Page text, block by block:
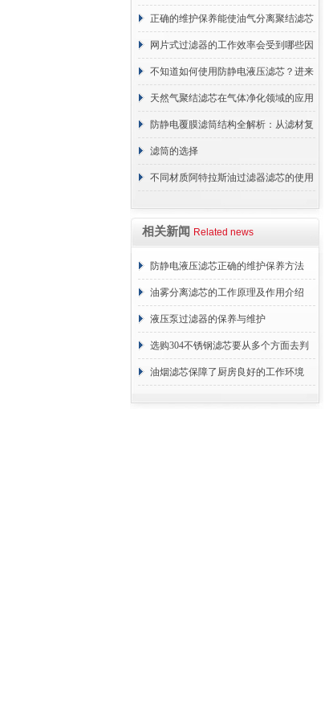
正确的维护保养能使油气分离聚结滤芯
长期稳定运行
网片式过滤器的工作效率会受到哪些因
素的影响？
不知道如何使用防静电液压滤芯？进来
看
天然气聚结滤芯在气体净化领域的应用
与重要性
防静电覆膜滤筒结构全解析：从滤材复
合到整体成型
滤筒的选择
不同材质阿特拉斯油过滤器滤芯的使用
相关新闻 Related news
防静电液压滤芯正确的维护保养方法
油雾分离滤芯的工作原理及作用介绍
液压泵过滤器的保养与维护
选购304不锈钢滤芯要从多个方面去判
断
油烟滤芯保障了厨房良好的工作环境